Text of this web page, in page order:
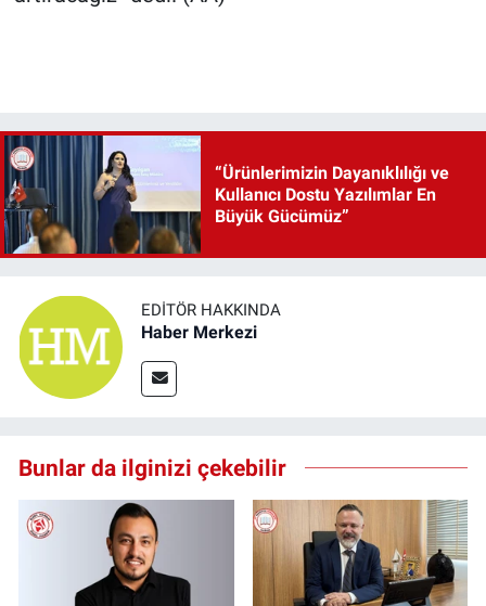
“Ürünlerimizin Dayanıklılığı ve
Kullanıcı Dostu Yazılımlar En
Büyük Gücümüz”
EDITÖR HAKKINDA
Haber Merkezi
Bunlar da ilginizi çekebilir